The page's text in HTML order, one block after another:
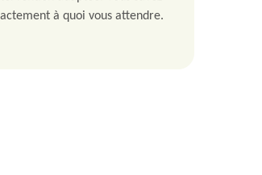
à quoi vous attendre.